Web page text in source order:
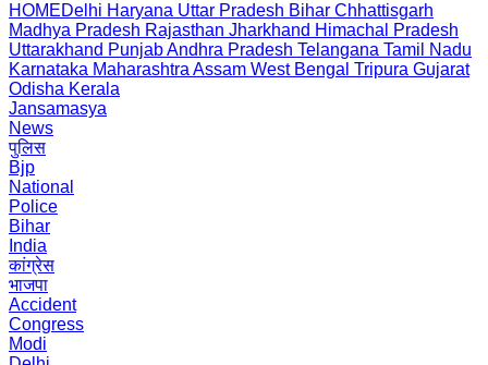
HOMEDelhi Haryana Uttar Pradesh Bihar Chhattisgarh
Madhya Pradesh Rajasthan Jharkhand Himachal Pradesh
Uttarakhand PunjabAndhra Pradesh Telangana Tamil Nadu
Karnataka Maharashtra Assam West Bengal Tripura Gujarat
Odisha Kerala
Jansamasya
News
पुलिस
Bjp
National
Police
Bihar
India
कांग्रेस
भाजपा
Accident
Congress
Modi